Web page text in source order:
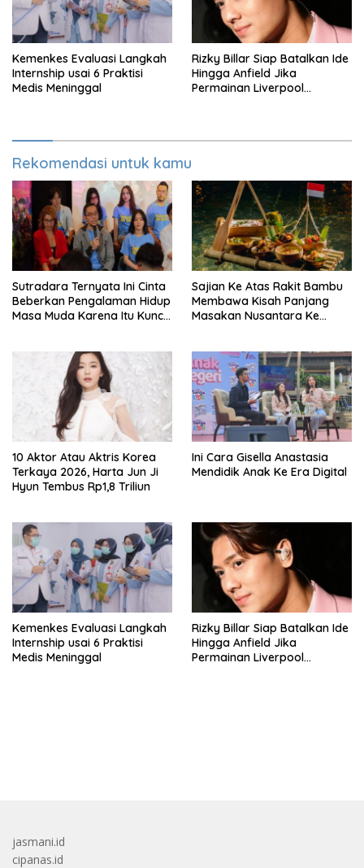
Kemenkes Evaluasi Langkah
Internship usai 6 Praktisi
Medis Meninggal
Rizky Billar Siap Batalkan Ide
Hingga Anfield Jika
Permainan Liverpool
Rekomendasi untuk kamu
Sutradara Ternyata Ini Cinta
Beberkan Pengalaman Hidup
Masa Muda Karena Itu Kunci
Sajian Ke Atas Rakit Bambu
Membawa Kisah Panjang
Masakan Nusantara Ke
10 Aktor Atau Aktris Korea
Terkaya 2026, Harta Jun Ji
Hyun Tembus Rp1,8 Triliun
Ini Cara Gisella Anastasia
Mendidik Anak Ke Era Digital
Kemenkes Evaluasi Langkah
Internship usai 6 Praktisi
Medis Meninggal
Rizky Billar Siap Batalkan Ide
Hingga Anfield Jika
Permainan Liverpool
jasmani.id
cipanas.id